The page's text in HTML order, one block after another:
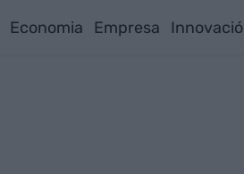
Economia Empresa Innovació